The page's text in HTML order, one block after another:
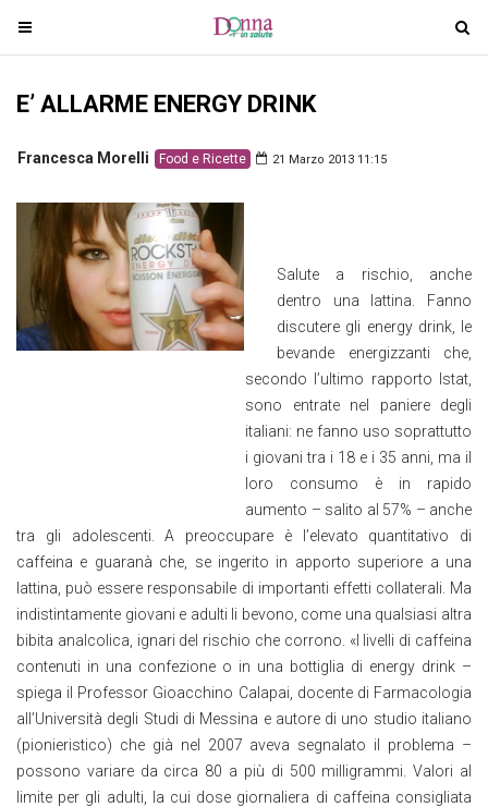
T
o
g
e
t
T
o
n
E’ ALLARME ENERGY DRINK
Francesca Morelli Food e Ricette 21 Marzo 2013 11:15
Salute a rischio, anche
dentro una lattina. Fanno
discutere gli energy drink, le
bevande energizzanti che,
secondo l’ultimo rapporto Istat,
sono entrate nel paniere degli
italiani: ne fanno uso soprattutto
i giovani tra i 18 e i 35 anni, ma il
loro consumo è in rapido
aumento – salito al 57% – anche
tra gli adolescenti. A preoccupare è l’elevato quantitativo di
caffeina e guaranà che, se ingerito in apporto superiore a una
lattina, può essere responsabile di importanti effetti collaterali. Ma
indistintamente giovani e adulti li bevono, come una qualsiasi altra
bibita analcolica, ignari del rischio che corrono. «I livelli di caffeina
contenuti in una confezione o in una bottiglia di energy drink –
spiega il Professor Gioacchino Calapai, docente di Farmacologia
all’Università degli Studi di Messina e autore di uno studio italiano
(pionieristico) che già nel 2007 aveva segnalato il problema –
possono variare da circa 80 a più di 500 milligrammi. Valori al
limite per gli adulti, la cui dose giornaliera di caffeina consigliata